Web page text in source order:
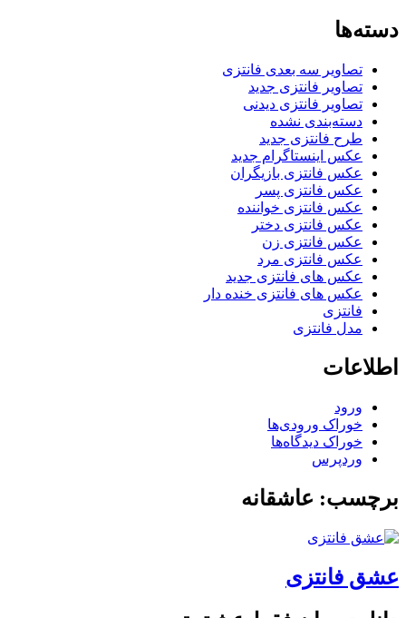
دسته‌ها
تصاویر سه بعدی فانتزی
تصاویر فانتزی جدید
تصاویر فانتزی دیدنی
دسته‌بندی نشده
طرح فانتزی جدید
عکس اینستاگرام جدید
عکس فانتزی بازیگران
عکس فانتزی پسر
عکس فانتزی خواننده
عکس فانتزی دختر
عکس فانتزی زن
عکس فانتزی مرد
عکس های فانتزی جدید
عکس های فانتزی خنده دار
فانتزی
مدل فانتزی
اطلاعات
ورود
خوراک ورودی‌ها
خوراک دیدگاه‌ها
وردپرس
برچسب: عاشقانه
عشق فانتزی